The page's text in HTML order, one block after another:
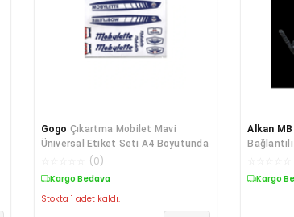
Gogo Çıkartma Mobilet Mavi
Üniversal Etiket Seti A4 Boyutunda
(0)
Kargo Bedava
Stokta 1 adet kaldı.
Alkan MB
Kargo